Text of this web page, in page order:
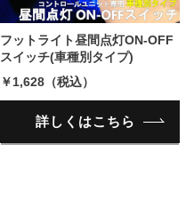
フットライト昼間点灯ON-OFF
スイッチ(車種別タイプ)
￥1,628（税込）
詳しくはこちら